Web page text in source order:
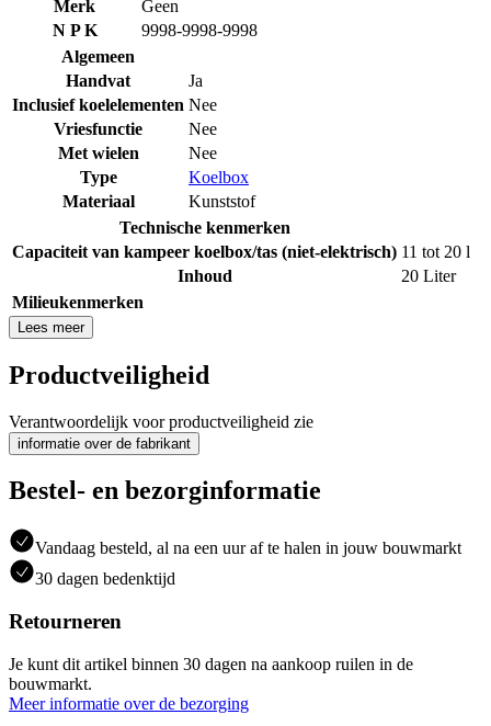
Merk
Geen
N P K
9998-9998-9998
Algemeen
Handvat
Ja
Inclusief koelelementen Nee
Vriesfunctie
Nee
Met wielen
Nee
Type
Koelbox
Materiaal
Kunststof
Technische kenmerken
Capaciteit van kampeer koelbox/tas (niet-elektrisch) 11 tot 20 l
Inhoud
20 Liter
Milieukenmerken
Lees meer
Productveiligheid
Verantwoordelijk voor productveiligheid zie
informatie over de fabrikant
Bestel- en bezorginformatie
Vandaag besteld, al na een uur af te halen in jouw bouwmarkt
30 dagen bedenktijd
Retourneren
Je kunt dit artikel binnen 30 dagen na aankoop ruilen in de
bouwmarkt.
Meer informatie over de bezorging